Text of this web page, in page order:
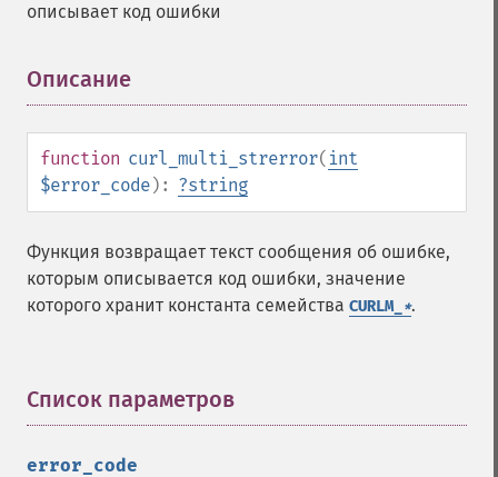
описывает код ошибки
Описание
function curl_multi_strerror( int
$error_code): ?string
Функция возвращает текст сообщения об ошибке,
которым описывается код ошибки, значение
которого хранит константа семейства CURLM_ *.
Список параметров
error_code